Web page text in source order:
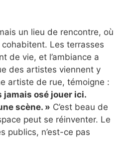
un lieu de rencontre, où
Les terrasses
de vie, et l’ambiance a
des artistes viennent y
artiste de rue, témoigne :
jamais osé jouer ici.
scène. » C’est beau de
peut se réinventer. Le
publics, n’est-ce pas